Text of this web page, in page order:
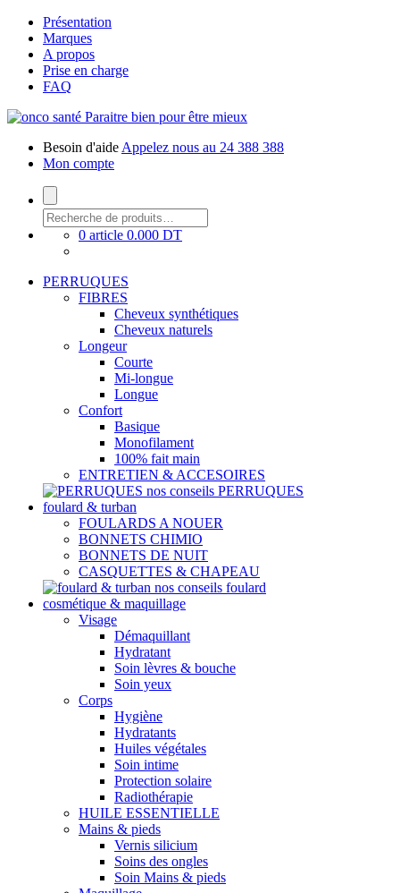
Présentation
Marques
A propos
Prise en charge
FAQ
Paraitre bien pour être mieux
Besoin d'aide Appelez nous au 24 388 388
Mon compte
0 article 0.000 DT
PERRUQUES
FIBRES
Cheveux synthétiques
Cheveux naturels
Longeur
Courte
Mi-longue
Longue
Confort
Basique
Monofilament
100% fait main
ENTRETIEN & ACCESOIRES
nos conseils PERRUQUES
foulard & turban
FOULARDS A NOUER
BONNETS CHIMIO
BONNETS DE NUIT
CASQUETTES & CHAPEAU
nos conseils foulard
cosmétique & maquillage
Visage
Démaquillant
Hydratant
Soin lèvres & bouche
Soin yeux
Corps
Hygiène
Hydratants
Huiles végétales
Soin intime
Protection solaire
Radiothérapie
HUILE ESSENTIELLE
Mains & pieds
Vernis silicium
Soins des ongles
Soin Mains & pieds